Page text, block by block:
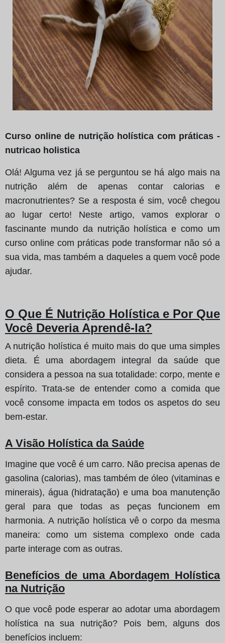
Curso online de nutrição holística com práticas -
nutricao holistica
Olá! Alguma vez já se perguntou se há algo mais na
nutrição além de apenas contar calorias e
macronutrientes? Se a resposta é sim, você chegou
ao lugar certo! Neste artigo, vamos explorar o
fascinante mundo da nutrição holística e como um
curso online com práticas pode transformar não só a
sua vida, mas também a daqueles a quem você pode
ajudar.
O Que É Nutrição Holística e Por Que
Você Deveria Aprendê-la?
A nutrição holística é muito mais do que uma simples
dieta. É uma abordagem integral da saúde que
considera a pessoa na sua totalidade: corpo, mente e
espírito. Trata-se de entender como a comida que
você consome impacta em todos os aspetos do seu
bem-estar.
A Visão Holística da Saúde
Imagine que você é um carro. Não precisa apenas de
gasolina (calorias), mas também de óleo (vitaminas e
minerais), água (hidratação) e uma boa manutenção
geral para que todas as peças funcionem em
harmonia. A nutrição holística vê o corpo da mesma
maneira: como um sistema complexo onde cada
parte interage com as outras.
Benefícios de uma Abordagem Holística
na Nutrição
O que você pode esperar ao adotar uma abordagem
holística na sua nutrição? Pois bem, alguns dos
benefícios incluem: